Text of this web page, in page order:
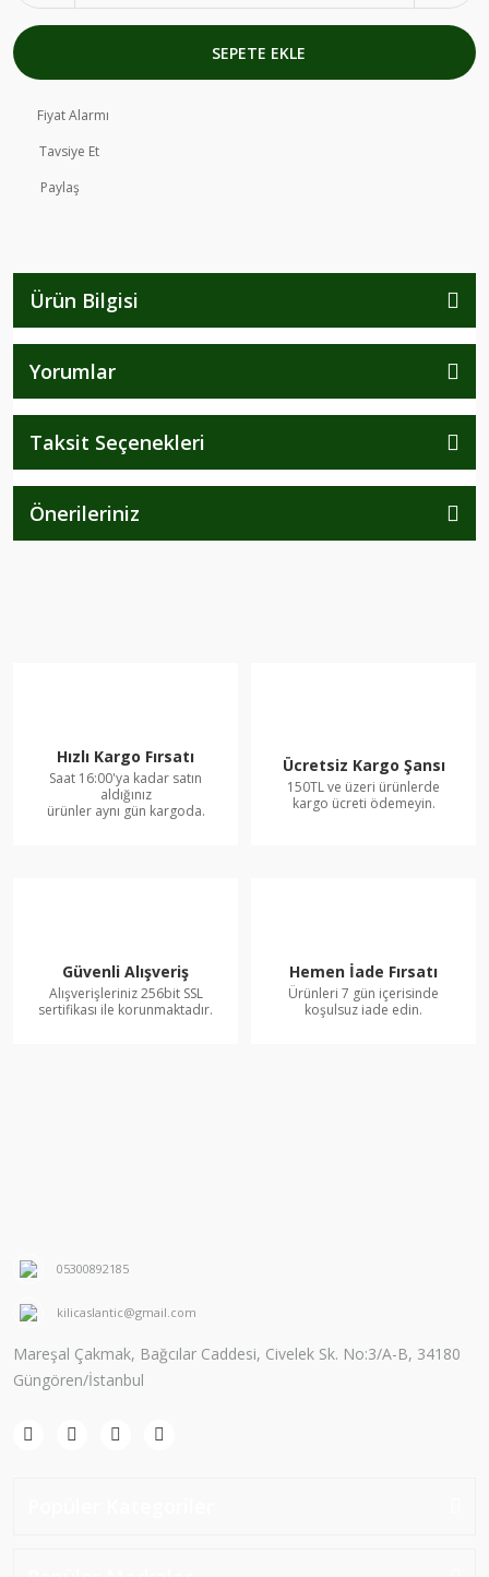
SEPETE EKLE
Fiyat Alarmı
Tavsiye Et
Paylaş
Ürün Bilgisi
Yorumlar
Taksit Seçenekleri
Önerileriniz
Hızlı Kargo Fırsatı
Saat 16:00'ya kadar satın
aldığınız
ürünler aynı gün kargoda.
Ücretsiz Kargo Şansı
150TL ve üzeri ürünlerde
kargo ücreti ödemeyin.
Güvenli Alışveriş
Alışverişleriniz 256bit SSL
sertifikası ile korunmaktadır.
Hemen İade Fırsatı
Ürünleri 7 gün içerisinde
koşulsuz iade edin.
05300892185
kilicaslantic@gmail.com
Mareşal Çakmak, Bağcılar Caddesi, Civelek Sk. No:3/A-B, 34180
Güngören/İstanbul